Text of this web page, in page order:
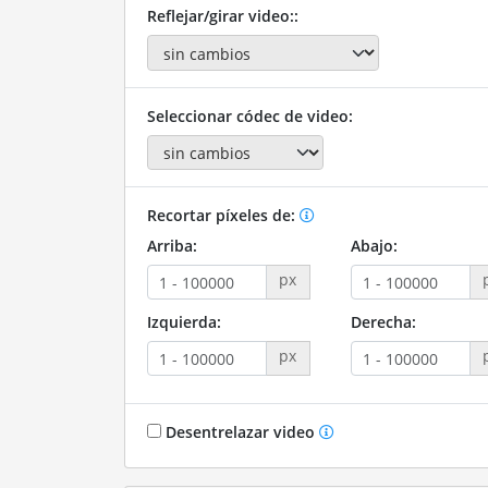
Reflejar/girar video::
Seleccionar códec de video:
Recortar píxeles de:
Arriba:
px
Abajo:
Izquierda:
px
Derecha:
Desentrelazar video